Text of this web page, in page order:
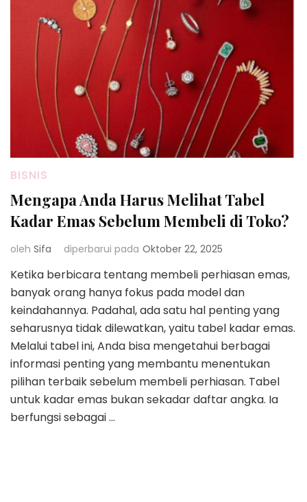
BISNIS
Mengapa Anda Harus Melihat Tabel
Kadar Emas Sebelum Membeli di Toko?
oleh Sifa diperbarui pada Oktober 22, 2025
Ketika berbicara tentang membeli perhiasan emas,
banyak orang hanya fokus pada model dan
keindahannya. Padahal, ada satu hal penting yang
seharusnya tidak dilewatkan, yaitu tabel kadar emas.
Melalui tabel ini, Anda bisa mengetahui berbagai
informasi penting yang membantu menentukan
pilihan terbaik sebelum membeli perhiasan. Tabel
untuk kadar emas bukan sekadar daftar angka. Ia
berfungsi sebagai …